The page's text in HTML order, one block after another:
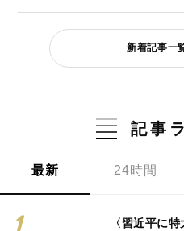
新着記事一
記事
最新 24時間
〈習近平に